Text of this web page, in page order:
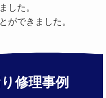
した。
ができました。
修理事例